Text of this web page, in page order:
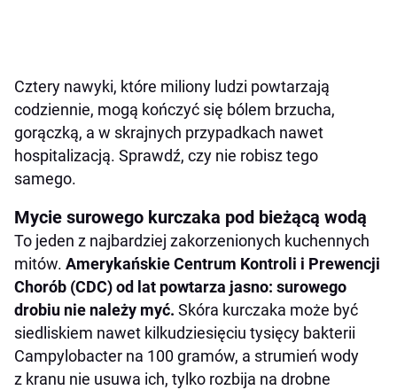
Cztery nawyki, które miliony ludzi powtarzają
codziennie, mogą kończyć się bólem brzucha,
gorączką, a w skrajnych przypadkach nawet
hospitalizacją. Sprawdź, czy nie robisz tego
samego.
Mycie surowego kurczaka pod bieżącą wodą
To jeden z najbardziej zakorzenionych kuchennych
mitów. Amerykańskie Centrum Kontroli i Prewencji
Chorób (CDC) od lat powtarza jasno: surowego
drobiu nie należy myć. Skóra kurczaka może być
siedliskiem nawet kilkudziesięciu tysięcy bakterii
Campylobacter na 100 gramów, a strumień wody
z kranu nie usuwa ich, tylko rozbija na drobne